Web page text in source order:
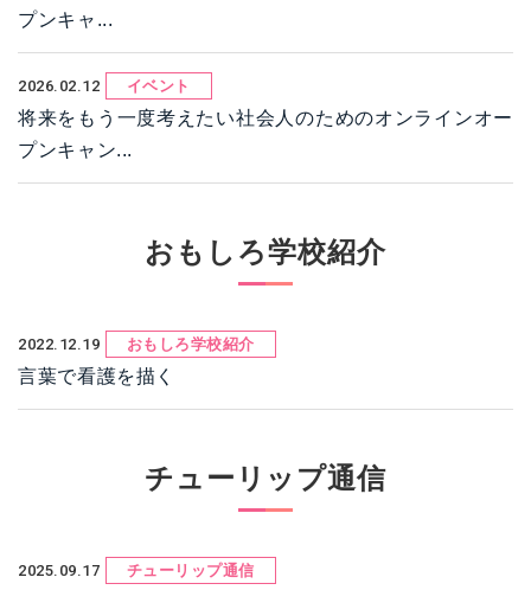
プンキャ...
2026.02.12 イベント
将来をもう一度考えたい社会人のためのオンラインオー
プンキャン...
おもしろ学校紹介
2022.12.19 おもしろ学校紹介
言葉で看護を描く
チューリップ通信
2025.09.17 チューリップ通信